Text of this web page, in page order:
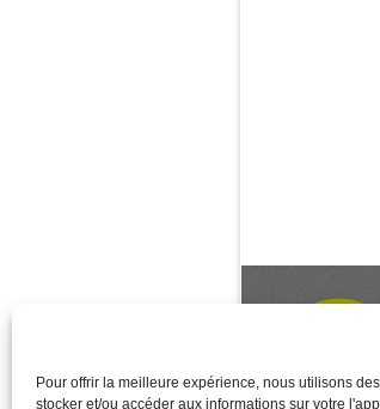
Pour offrir la meilleure expérience, nous utilisons
stocker et/ou accéder aux informations sur votre